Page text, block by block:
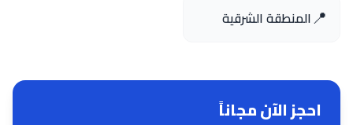
📍المنطقة الشرقية
احجز الآن مجاناً